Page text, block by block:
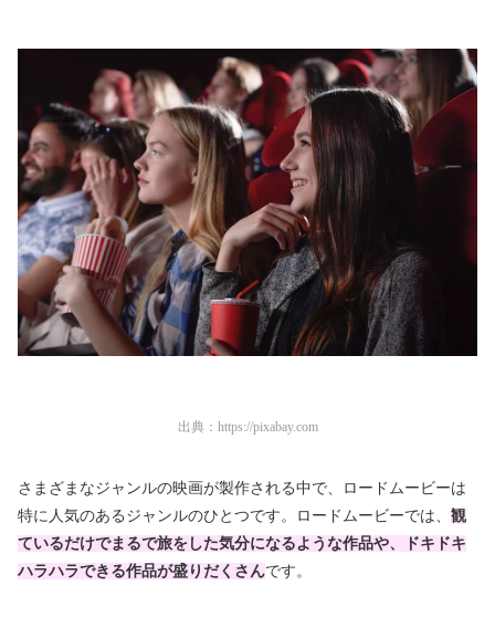
出典： https://pixabay.com
さまざまなジャンルの映画が製作される中で、ロードムービーは
特に人気のあるジャンルのひとつです。ロードムービーでは、 観
ているだけでまるで旅をした気分になるような作品や、ドキドキ
ハラハラできる作品が盛りだくさんです。